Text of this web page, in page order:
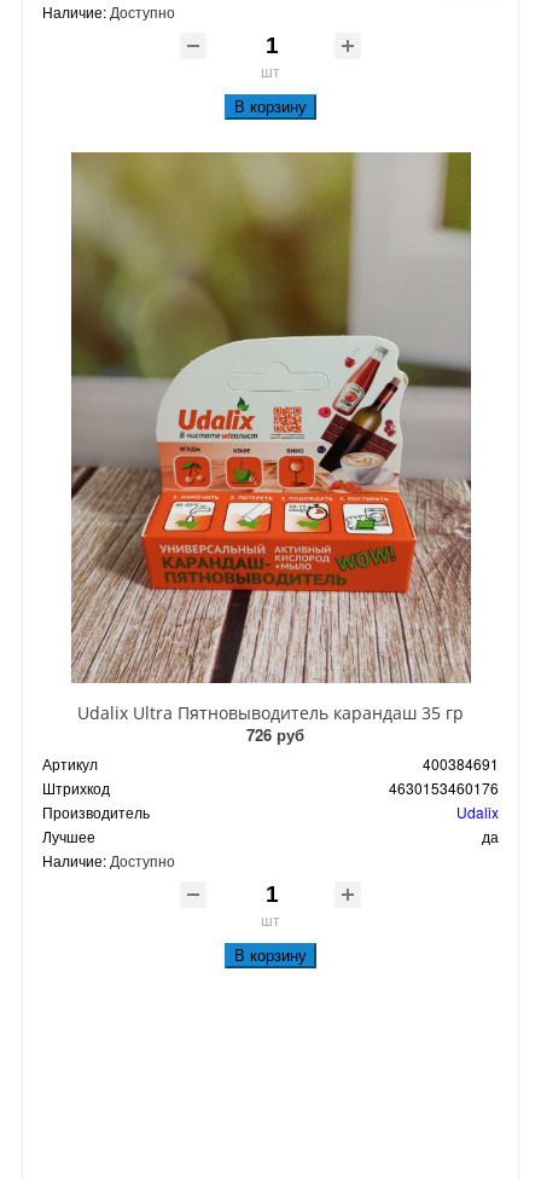
Наличие: Доступно
шт
В корзину
Udalix Ultra Пятновыводитель карандаш 35 гр
726 руб
Артикул
400384691
Штрихкод
4630153460176
Производитель
Udalix
Лучшее
да
Наличие: Доступно
шт
В корзину